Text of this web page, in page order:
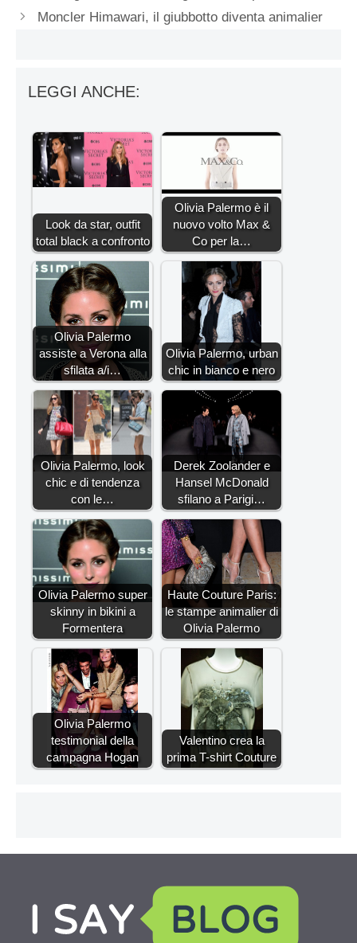
Moncler Himawari, il giubbotto diventa animalier
LEGGI ANCHE:
Look da star, outfit
total black a confronto
Olivia Palermo è il
nuovo volto Max &
Co per la…
Olivia Palermo
assiste a Verona alla
sfilata a/i…
Olivia Palermo, urban
chic in bianco e nero
Olivia Palermo, look
chic e di tendenza
con le…
Derek Zoolander e
Hansel McDonald
sfilano a Parigi…
Olivia Palermo super
skinny in bikini a
Formentera
Haute Couture Paris:
le stampe animalier di
Olivia Palermo
Olivia Palermo
testimonial della
campagna Hogan
Valentino crea la
prima T-shirt Couture